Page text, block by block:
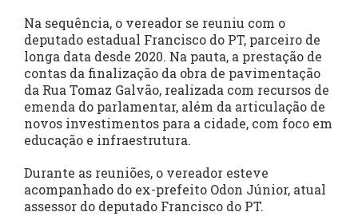
Na sequência, o vereador se reuniu com o
deputado estadual Francisco do PT, parceiro de
longa data desde 2020. Na pauta, a prestação de
contas da finalização da obra de pavimentação
da Rua Tomaz Galvão, realizada com recursos de
emenda do parlamentar, além da articulação de
novos investimentos para a cidade, com foco em
educação e infraestrutura.
Durante as reuniões, o vereador esteve
acompanhado do ex-prefeito Odon Júnior, atual
assessor do deputado Francisco do PT.